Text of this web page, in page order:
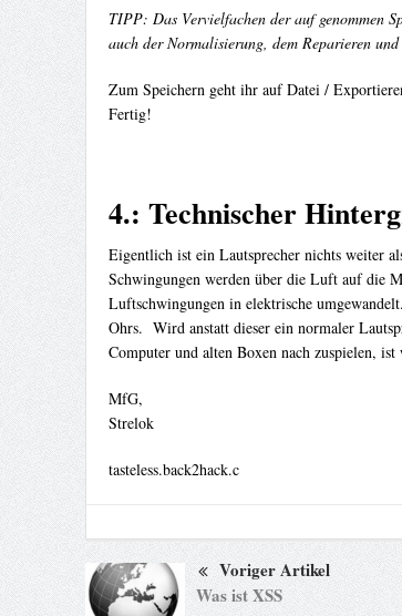
TIPP: Das Vervielfachen der auf genommen
auch der Normalisierung, dem Reparieren
Zum Speichern geht ihr auf Datei /
Fertig!
4.: Technischer
Eigentlich ist ein Lautsprecher nichts weiter
Schwingungen werden über die Luft auf die
Luftschwingungen in elektrische
Ohrs. Wird anstatt dieser ein normaler
Computer und alten Boxen nach zuspielen,
MfG,
Strelok
tasteless.back2hack.c
Voriger Artikel
Was ist XSS